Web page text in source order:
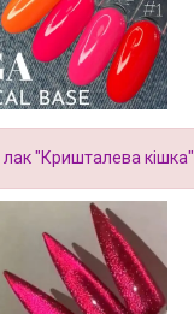
лак "Кришталева кішка"